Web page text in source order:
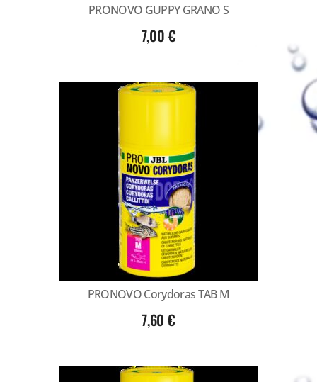
PRONOVO GUPPY GRANO S
7,00 €
PRONOVO Corydoras TAB M
7,60€